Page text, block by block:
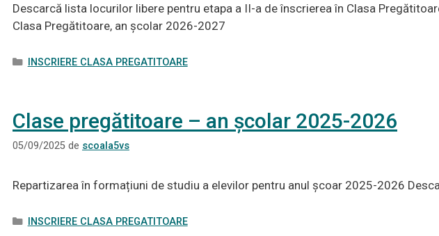
Descarcă lista locurilor libere pentru etapa a II-a de înscrierea în Clasa
Clasa Pregătitoare, an școlar 2026-2027
Categorii
INSCRIERE CLASA PREGATITOARE
Clase pregătitoare – an școlar 2025-2026
05/09/2025 de scoala5vs
Repartizarea în formațiuni de studiu a elevilor pentru anul școar 2025-2026
Categorii
INSCRIERE CLASA PREGATITOARE